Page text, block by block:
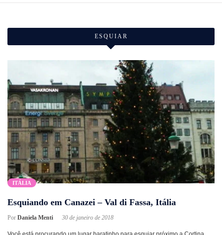
ESQUIAR
ITÁLIA
Esquiando em Canazei – Val di Fassa, Itália
Por Daniela Menti 30 de janeiro de 2018